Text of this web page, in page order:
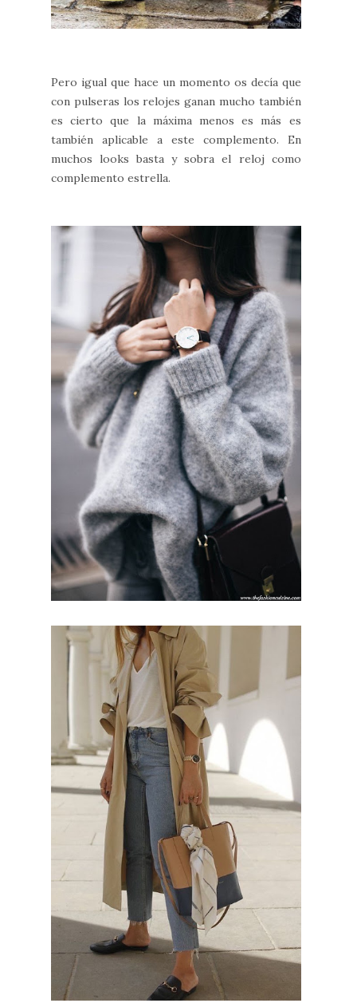
Pero igual que hace un momento os decía que
con pulseras los relojes ganan mucho también
es cierto que la máxima menos es más es
también aplicable a este complemento. En
muchos looks basta y sobra el reloj como
complemento estrella.